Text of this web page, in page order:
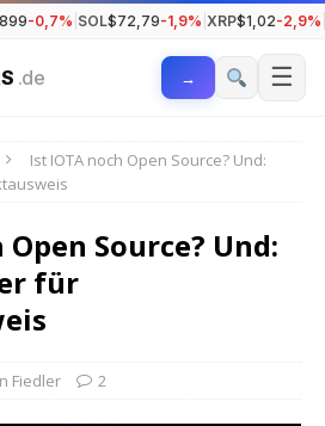
-0,7% SOL$72,79-1,9% XRP$1,02-2,9%
.de → ☰
Ist IOTA noch Open Source? Und:
Source? Und:
für
Fiedler 2